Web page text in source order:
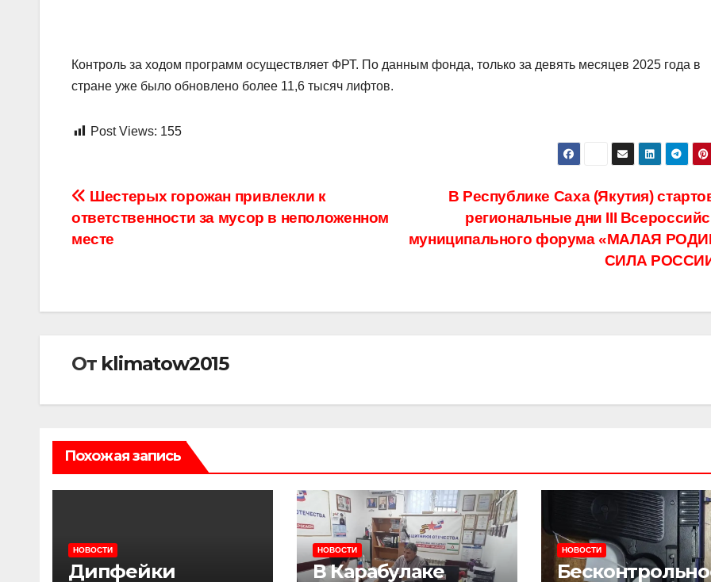
Контроль за ходом программ осуществляет ФРТ. По данным фонда, только за девять месяцев 2025 года в
стране уже было обновлено более 11,6 тысяч лифтов.
Post Views: 155
Навигация
по
В Республике Саха (Якутия)
региональные дни III
муниципального форума «МАЛАЯ
СИЛА
Шестерых горожан привлекли к
ответственности за мусор в неположенном
месте
От klimatow2015
Похожая запись
НОВОСТИ
Дипфейки
НОВОСТИ
В Карабулаке
НОВОСТИ